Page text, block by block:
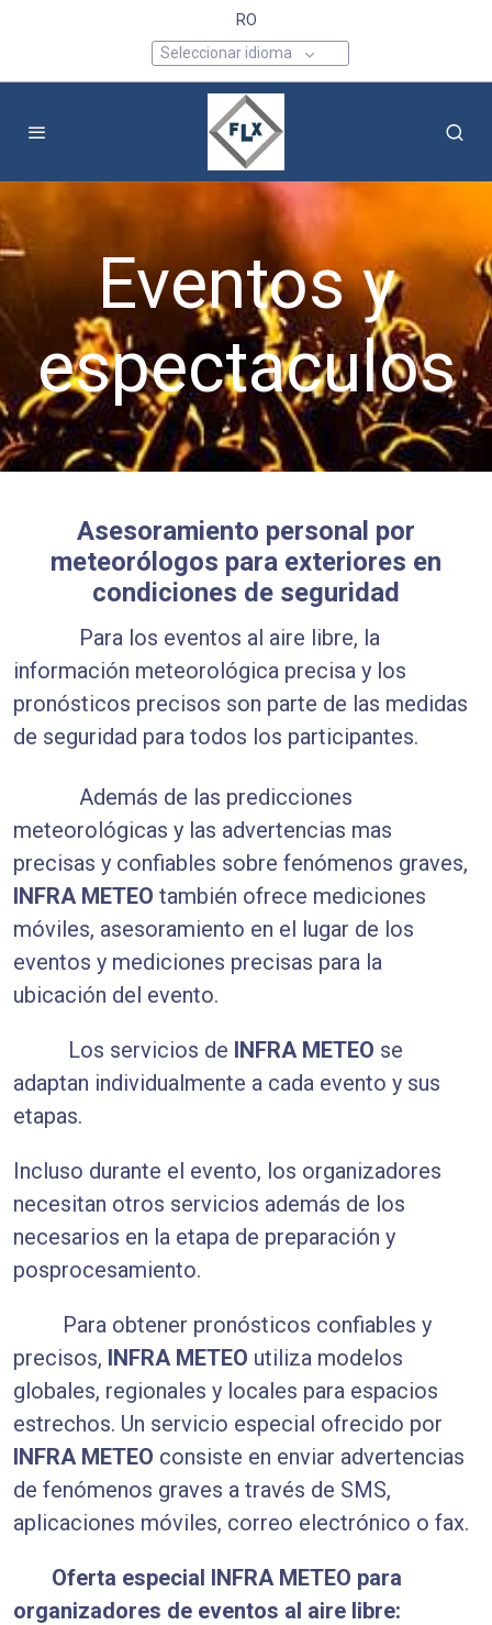
RO
Seleccionar idioma
Eventos y
espectaculos
Asesoramiento personal por
meteorólogos para exteriores en
condiciones de seguridad
Para los eventos al aire libre, la
información meteorológica precisa y los
pronósticos precisos son parte de las medidas
de seguridad para todos los participantes.
Además de las predicciones
meteorológicas y las advertencias mas
precisas y confiables sobre fenómenos graves,
INFRA METEO también ofrece mediciones
móviles, asesoramiento en el lugar de los
eventos y mediciones precisas para la
ubicación del evento.
Los servicios de INFRA METEO se
adaptan individualmente a cada evento y sus
etapas.
Incluso durante el evento, los organizadores
necesitan otros servicios además de los
necesarios en la etapa de preparación y
posprocesamiento.
Para obtener pronósticos confiables y
precisos, INFRA METEO utiliza modelos
globales, regionales y locales para espacios
estrechos. Un servicio especial ofrecido por
INFRA METEO consiste en enviar advertencias
de fenómenos graves a través de SMS,
aplicaciones móviles, correo electrónico o fax.
Oferta especial INFRA METEO para
organizadores de eventos al aire libre: